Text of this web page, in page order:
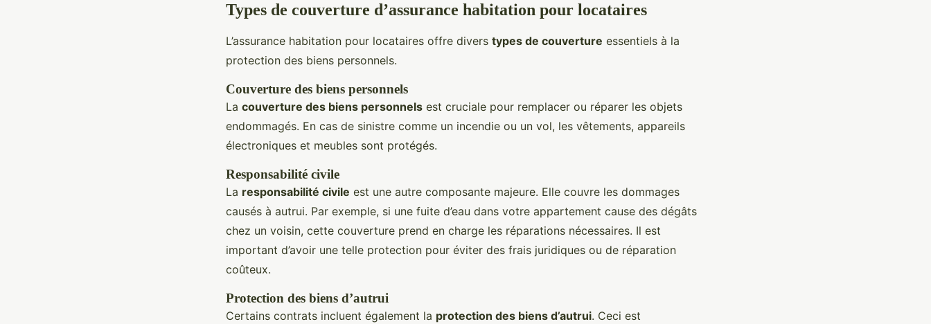
Types de couverture d’assurance habitation pour locataires
L’assurance habitation pour locataires offre divers types de couverture essentiels à la
protection des biens personnels.
Couverture des biens personnels
La couverture des biens personnels est cruciale pour remplacer ou réparer les objets
endommagés. En cas de sinistre comme un incendie ou un vol, les vêtements, appareils
électroniques et meubles sont protégés.
Responsabilité civile
La responsabilité civile est une autre composante majeure. Elle couvre les dommages
causés à autrui. Par exemple, si une fuite d’eau dans votre appartement cause des dégâts
chez un voisin, cette couverture prend en charge les réparations nécessaires. Il est
important d’avoir une telle protection pour éviter des frais juridiques ou de réparation
coûteux.
Protection des biens d’autrui
Certains contrats incluent également la protection des biens d’autrui. Ceci est